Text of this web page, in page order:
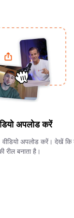
अपलोड करें
अपलोड करें। देखें
रील बनाता है।